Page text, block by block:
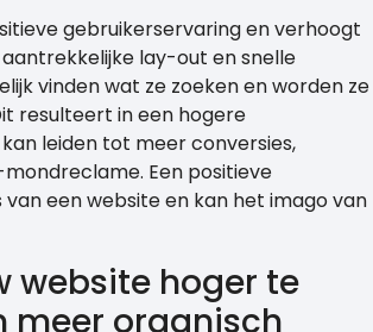
gebruikerservaring en verhoogt
lay-out en snelle
vinden wat ze zoeken en worden ze
resulteert in een hogere
leiden tot meer conversies,
Een positieve
een website en kan het imago van
website hoger te
meer organisch